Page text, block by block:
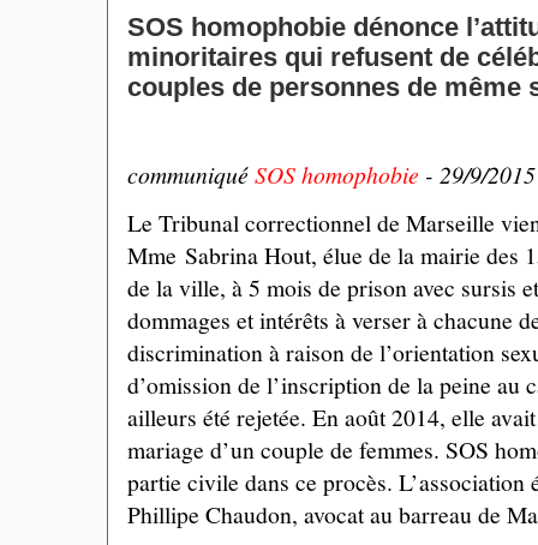
SOS homophobie dénonce
minoritaires qui refusent de
couples de personnes de même
communiquéSOS homophobie - 29/9/2015
Le Tribunal correctionnel de Marseille
Mme Sabrina Hout, élue de la mairie des
de la ville, à 5 mois de prison avec sursis
dommages et intérêts à verser à chacune
discrimination à raison de l’orientation
d’omission de l’inscription de la peine au
ailleurs été rejetée. En août 2014, elle
mariage d’un couple de femmes. SOS
partie civile dans ce procès. L’association
Phillipe Chaudon, avocat au barreau de